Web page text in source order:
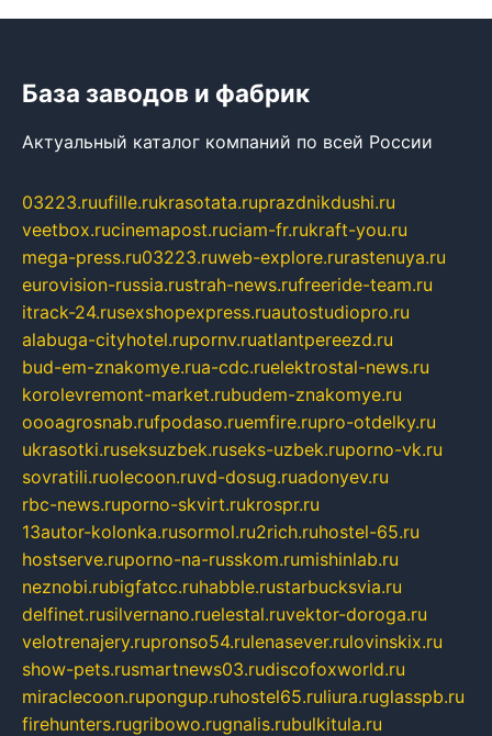
База заводов и фабрик
Актуальный каталог компаний по всей России
03223.ruufille.rukrasotata.ruprazdnikdushi.ru
veetbox.rucinemapost.ruciam-fr.rukraft-you.ru
mega-press.ru03223.ruweb-explore.rurastenuya.ru
eurovision-russia.rustrah-news.rufreeride-team.ru
itrack-24.rusexshopexpress.ruautostudiopro.ru
alabuga-cityhotel.rupornv.ruatlantpereezd.ru
bud-em-znakomye.rua-cdc.ruelektrostal-news.ru
korolevremont-market.rubudem-znakomye.ru
oooagrosnab.rufpodaso.ruemfire.rupro-otdelky.ru
ukrasotki.ruseksuzbek.ruseks-uzbek.ruporno-vk.ru
sovratili.ruolecoon.ruvd-dosug.ruadonyev.ru
rbc-news.ruporno-skvirt.rukrospr.ru
13autor-kolonka.rusormol.ru2rich.ruhostel-65.ru
hostserve.ruporno-na-russkom.rumishinlab.ru
neznobi.rubigfatcc.ruhabble.rustarbucksvia.ru
delfinet.rusilvernano.ruelestal.ruvektor-doroga.ru
velotrenajery.rupronso54.rulenasever.rulovinskix.ru
show-pets.rusmartnews03.rudiscofoxworld.ru
miraclecoon.rupongup.ruhostel65.ruliura.ruglasspb.ru
firehunters.rugribowo.rugnalis.rubulkitula.ru